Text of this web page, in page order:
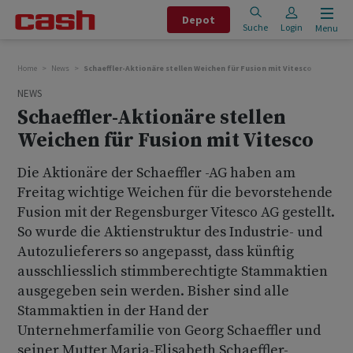
Depot
Suche Login Menu
Home News Schaeffler-Aktionäre stellen Weichen für Fusion mit Vitesco
NEWS
Schaeffler-Aktionäre stellen
Weichen für Fusion mit Vitesco
Die Aktionäre der Schaeffler -AG haben am
Freitag wichtige Weichen für die bevorstehende
Fusion mit der Regensburger Vitesco AG gestellt.
So wurde die Aktienstruktur des Industrie- und
Autozulieferers so angepasst, dass künftig
ausschliesslich stimmberechtigte Stammaktien
ausgegeben sein werden. Bisher sind alle
Stammaktien in der Hand der
Unternehmerfamilie von Georg Schaeffler und